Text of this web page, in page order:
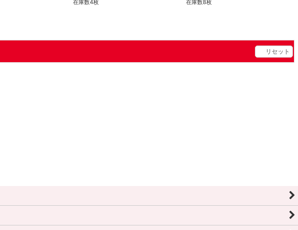
在庫数4枚 在庫数8枚
リセット